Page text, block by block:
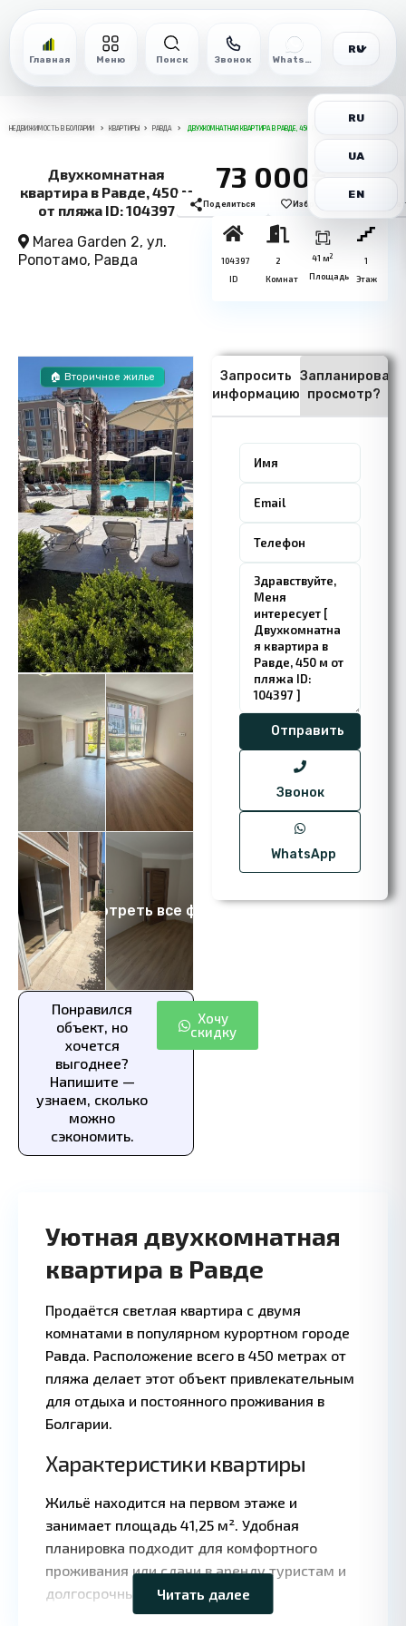
Главная Меню Поиск Звонок WhatsApp
RU
RU
UA
EN
НЕДВИЖИМОСТЬ В БОЛГАРИИ КВАРТИРЫ РАВДА ДВУХКОМНАТНАЯ КВАРТИРА В РАВДЕ, 450 М ОТ ПЛЯЖА ID: 104397
Двухкомнатная
квартира в Равде, 450 м
от пляжа ID: 104397
Marea Garden 2, ул.
Ропотамо, Равда
73 000€
Поделиться Избранное
104397
ID
2
Комнат
41 м2
Площадь
1
Этаж
Посмотреть все фото 8
🏠 Вторичное жилье
Понравился
объект, но
хочется
выгоднее?
Напишите —
узнаем, сколько
можно
сэкономить.
Хочу
скидку
Запросить
информацию
Запланировать
просмотр?
Звонок
WhatsApp
Уютная двухкомнатная
квартира в Равде
Продаётся светлая квартира с двумя
комнатами в популярном курортном городе
Равда. Расположение всего в 450 метрах от
пляжа делает этот объект привлекательным
для отдыха и постоянного проживания в
Болгарии.
Характеристики квартиры
Жильё находится на первом этаже и
занимает площадь 41,25 м². Удобная
планировка подходит для комфортного
проживания или сдачи в аренду туристам и
долгосрочным арендаторам.
Читать далее